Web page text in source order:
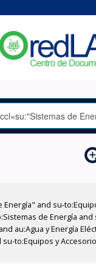
and su-
de Energía
au:Agua y Energía
to:Equipos y